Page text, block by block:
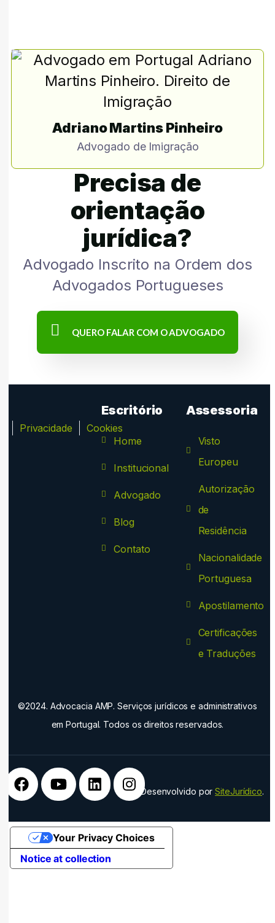
Adriano Martins Pinheiro
Advogado de Imigração
Precisa de
orientação
jurídica?
Advogado Inscrito na Ordem dos
Advogados Portugueses
QUERO FALAR COM O ADVOGADO
Privacidade Cookies
Escritório
Home
Institucional
Advogado
Blog
Contato
Assessoria
Visto
Europeu
Autorização
de
Residência
Nacionalidade
Portuguesa
Apostilamento
Certificações
e Traduções
©2024. Advocacia AMP. Serviços jurídicos e administrativos
em Portugal. Todos os direitos reservados.
Desenvolvido porSiteJurídico.
Notice at collection
Your Privacy Choices